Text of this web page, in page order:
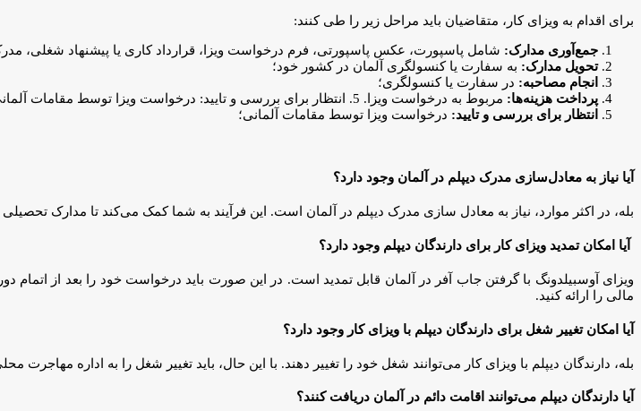
برای اقدام به ویزای کار، متقاضیان باید مراحل زیر را طی کنند:
جمع‌آوری مدارک: شامل پاسپورت، عکس پاسپورتی، فرم درخواست ویزا، قرارداد کاری یا پیشنهاد شغلی،
تحویل مدارک: به سفارت یا کنسولگری آلمان در کشور خود؛
انجام مصاحبه: در سفارت یا کنسولگری؛
پرداخت هزینه‌ها: مربوط به درخواست ویزا. 5. انتظار برای بررسی و تایید: درخواست ویزا توسط مقامات آلمانی؛
انتظار برای بررسی و تایید: درخواست ویزا توسط مقامات آلمانی؛
آیا نیاز به معادل‌سازی مدرک دیپلم در آلمان وجود دارد؟
بله، در اکثر موارد، نیاز به معادل سازی مدرک دیپلم در آلمان است. این فرآیند به شما کمک می‌کند تا مدارک
آیا امکان تمدید ویزای کار برای دارندگان دیپلم وجود دارد؟
ویزای آوسبیلدونگ با گرفتن جاب آفر در آلمان قابل تمدید است. در این صورت باید درخواست خود را بعد از اتمام
مالی را ارائه کنید.
آیا امکان تغییر شغل برای دارندگان دیپلم با ویزای کار وجود دارد؟
بله، دارندگان دیپلم با ویزای کار می‌توانند شغل خود را تغییر دهند. با این حال، باید تغییر شغل را به اداره مهاجرت
آیا دارندگان دیپلم می‌توانند اقامت دائم در آلمان دریافت کنند؟